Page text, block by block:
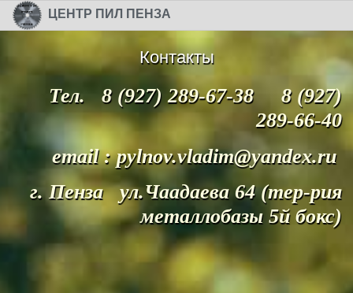
Перейти к основному содержанию
Skip to search
ЦЕНТР ПИЛ ПЕНЗА
Контакты
Тел. 8 (927) 289-67-38 8 (927)
289-66-40
email : pylnov.vladim@yandex.ru
г. Пенза ул.Чаадаева 64 (тер-рия
металлобазы 5й бокс)